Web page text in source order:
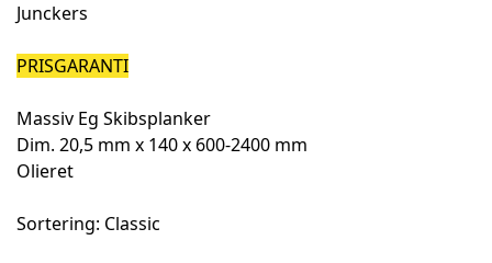
Junckers
PRISGARANTI
Massiv Eg Skibsplanker
Dim. 20,5 mm x 140 x 600-2400 mm
Olieret
Sortering: Classic